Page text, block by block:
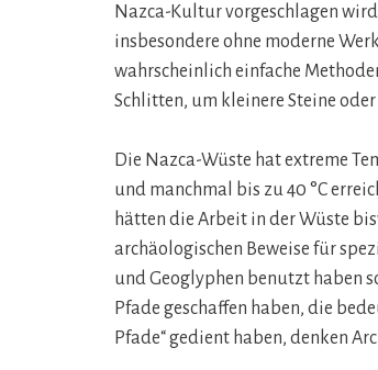
Nazca-Kultur vorgeschlagen
insbesondere ohne moderne
wahrscheinlich einfache
Schlitten, um kleinere Steine
Die Nazca-Wüste hat extreme
und manchmal bis zu 40 °C
hätten die Arbeit in der Wüste
archäologischen Beweise für
und Geoglyphen benutzt haben
Pfade geschaffen haben, die
Pfade“ gedient haben, denken